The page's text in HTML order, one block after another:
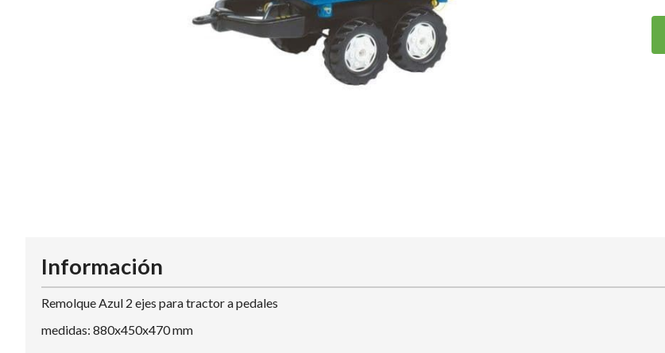
Información
Remolque Azul 2 ejes para tractor a pedales
medidas: 880x450x470 mm